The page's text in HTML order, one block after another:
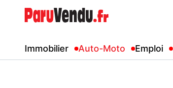
Immobilier Auto-Moto Emploi